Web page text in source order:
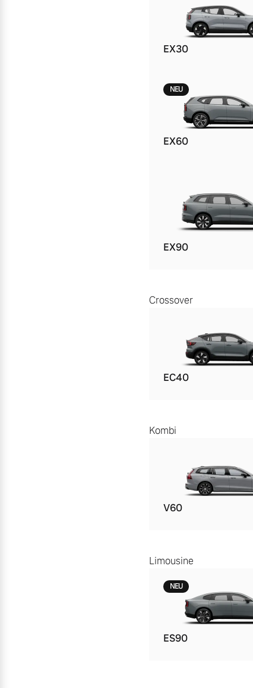
Entdecken Sie unsere
EX30
NEU
EX60
EX90
Crossover
EC40
Kombi
V60
Limousine
NEU
ES90